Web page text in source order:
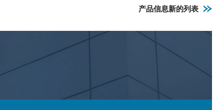
产品信息新的列表